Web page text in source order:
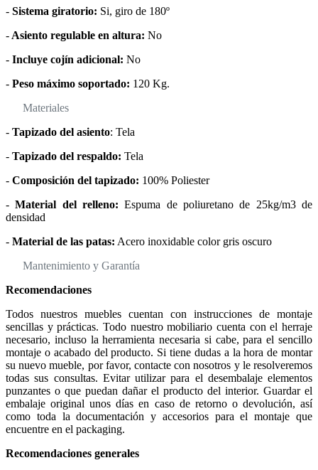
- Sistema giratorio: Si, giro de 180º
- Asiento regulable en altura: No
- Incluye cojín adicional: No
- Peso máximo soportado: 120 Kg.
Materiales
- Tapizado del asiento: Tela
- Tapizado del respaldo: Tela
- Composición del tapizado: 100% Poliester
- Material del relleno: Espuma de poliuretano de 25kg/m3 de
densidad
- Material de las patas: Acero inoxidable color gris oscuro
Mantenimiento y Garantía
Recomendaciones
Todos nuestros muebles cuentan con instrucciones de montaje
sencillas y prácticas. Todo nuestro mobiliario cuenta con el herraje
necesario, incluso la herramienta necesaria si cabe, para el sencillo
montaje o acabado del producto. Si tiene dudas a la hora de montar
su nuevo mueble, por favor, contacte con nosotros y le resolveremos
todas sus consultas. Evitar utilizar para el desembalaje elementos
punzantes o que puedan dañar el producto del interior. Guardar el
embalaje original unos días en caso de retorno o devolución, así
como toda la documentación y accesorios para el montaje que
encuentre en el packaging.
Recomendaciones generales